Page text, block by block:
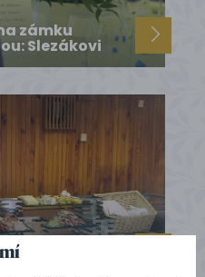
zámku
Slezákovi
svatbu: